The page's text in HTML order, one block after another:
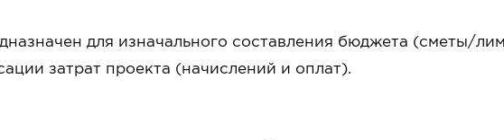
для изначального составления бюджета (сметы/
затрат проекта (начислений и оплат).